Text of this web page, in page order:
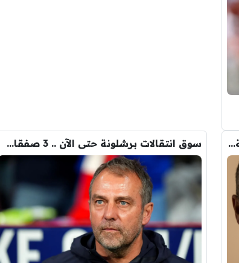
السبب الحقيقي وراء تدخل فليك في صفقة رودري سوق انتقالات برشلونة حتى الآن .. 3 صفقات و 5 راحلين